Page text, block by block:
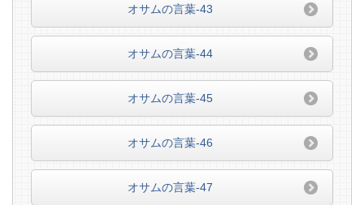
オサムの言葉-43
オサムの言葉-44
オサムの言葉-45
オサムの言葉-46
オサムの言葉-47